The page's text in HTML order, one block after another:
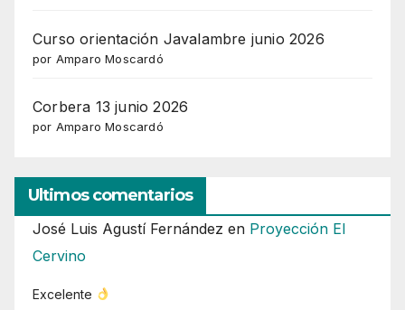
Curso orientación Javalambre junio 2026
por Amparo Moscardó
Corbera 13 junio 2026
por Amparo Moscardó
Ultimos comentarios
José Luis Agustí Fernández en Proyección El
Cervino
Excelente